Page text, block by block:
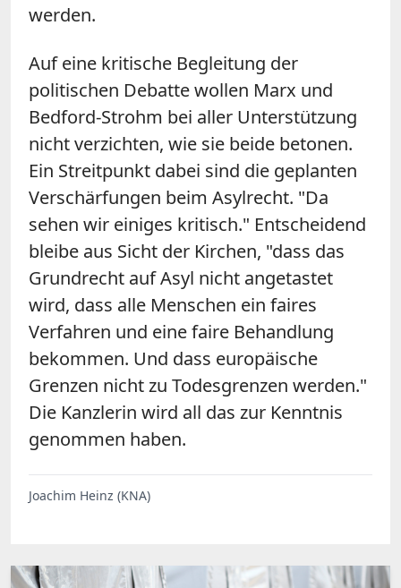
werden.
Auf eine kritische Begleitung der
politischen Debatte wollen Marx und
Bedford-Strohm bei aller Unterstützung
nicht verzichten, wie sie beide betonen.
Ein Streitpunkt dabei sind die geplanten
Verschärfungen beim Asylrecht. "Da
sehen wir einiges kritisch." Entscheidend
bleibe aus Sicht der Kirchen, "dass das
Grundrecht auf Asyl nicht angetastet
wird, dass alle Menschen ein faires
Verfahren und eine faire Behandlung
bekommen. Und dass europäische
Grenzen nicht zu Todesgrenzen werden."
Die Kanzlerin wird all das zur Kenntnis
genommen haben.
Joachim Heinz (KNA)